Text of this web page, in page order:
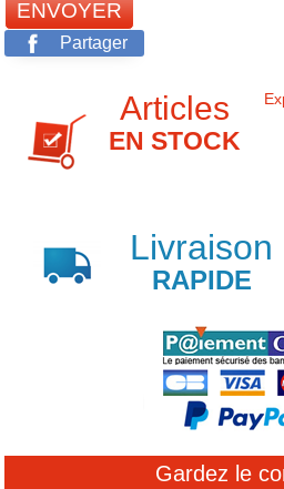
Partager
Articles
EN STOCK
Livraison
RAPIDE
Gardez le